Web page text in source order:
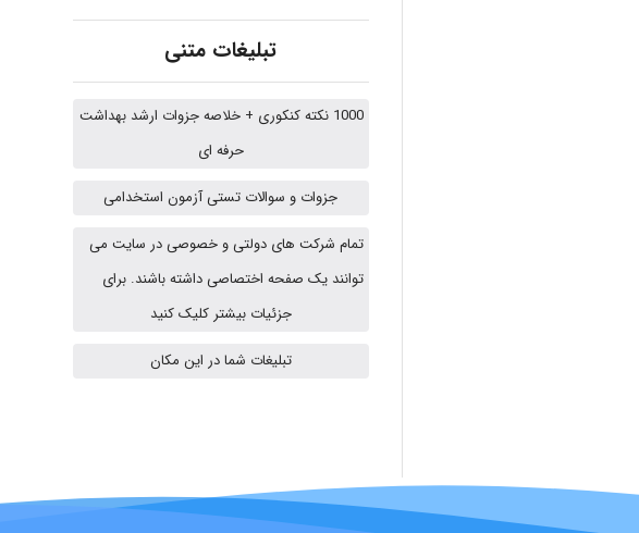
Jafar Tym
aghajari vahid
HaddadiMahsa
تبلیغات متنی
1000 نکته کنکوری + خلاصه جزوات ارشد بهداشت
حرفه ای
جزوات و سوالات تستی آزمون استخدامی
تمام شرکت های دولتی و خصوصی در سایت می
توانند یک صفحه اختصاصی داشته باشند. برای
جزئیات بیشتر کلیک کنید
تبلیغات شما در این مکان